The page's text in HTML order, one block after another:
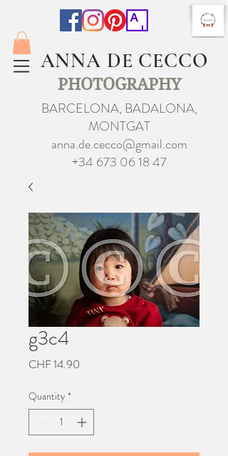
ANNA DE CECCO
PHOTOGRAPHY
BARCELONA, BADALONA,
MONTGAT
anna.de.cecco@gmail.com
+34 673 06 18 47
g3c4
CHF 14.90
Quantity *